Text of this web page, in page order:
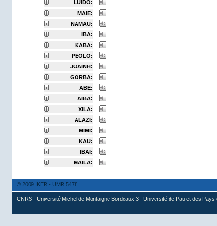
LUIDO:
MAIE:
NAMAU:
IBA:
KABA:
PEOLO:
JOAINH:
GORBA:
ABE:
AIBA:
XILA:
ALAZI:
MIMI:
KAU:
IBAI:
MAILA:
© 2009 IKER - UMR 5478
CNRS - Université Michel de Montaigne Bordeaux 3 - Université de Pau et des Pays